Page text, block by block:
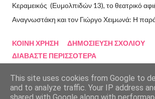
Κεραμεικός (Ευμολπιδών 13), το θεατρικό
Αναγνωστάκη και τον Γιώργο Χειμωνά: Η
αυτοπαρουσιάζεται με μαύρο χιούμορ,
τις ιδεολογίες που κατέρρευσαν,
προσωπική επανάσταση από μια ταράτσα
θέα τους τοίχους της φυλακής. Μια
ΚΟΙΝΉ ΧΡΉΣΗ
ΔΗΜΟΣΊΕΥΣΗ ΣΧΟΛΊΟΥ
ΔΙΑΒΆΣΤΕ ΠΕΡΙΣΣΌΤΕΡΑ
This site uses cookies from Google to
and to analyze traffic. Your IP address